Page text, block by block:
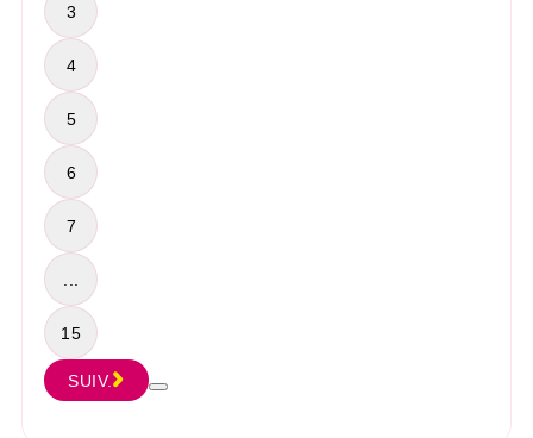
3
4
5
6
7
15
SUIV.